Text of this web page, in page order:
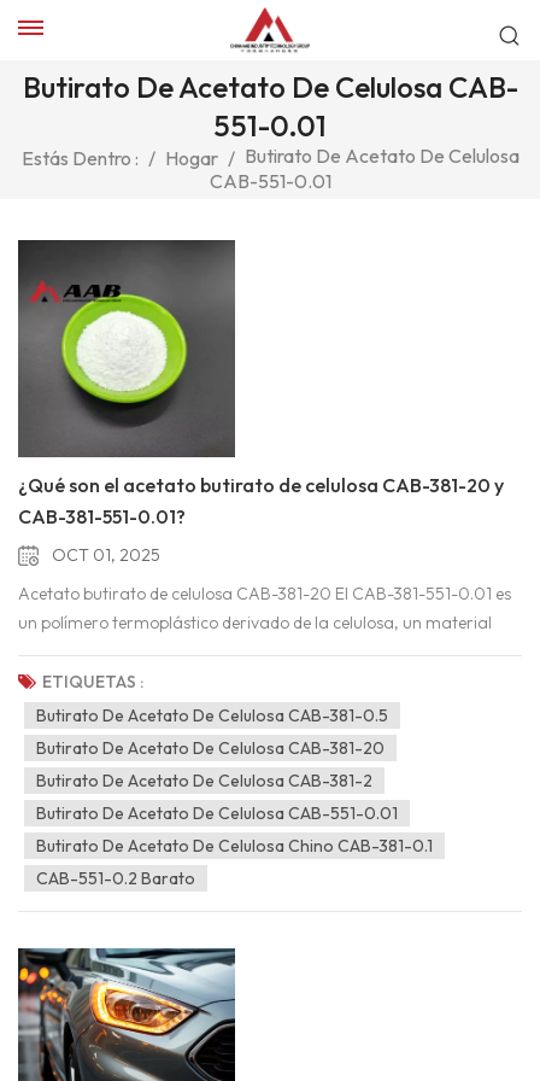
Butirato De Acetato De Celulosa CAB-
551-0.01
Estás Dentro : / Hogar / Butirato De Acetato De Celulosa
CAB-551-0.01
¿Qué son el acetato butirato de celulosa CAB-381-20 y
CAB-381-551-0.01?
OCT 01, 2025
Acetato butirato de celulosa CAB-381-20 El CAB-381-551-0.01 es
un polímero termoplástico derivado de la celulosa, un material
vegetal natural. Combina grupos funcionales acetato y butirato,
lo que le confiere excelente claridad, tenacidad, flexibilidad y
resistencia al amarilleo y a la luz ultravioleta.El acetato butirato
de celulosa CAB-381-20 y CAB-381-551-0.01 es un material
versátil ampliamente utilizado en recubrimientos, tintas y
plásticos. Ofrece buena durabilidad, adhesión y brillo, y puede
procesarse mediante moldeo por inyección y extrusión.Las
propiedades exactas del acetato butirato de celulosa CAB-381-20
y CAB-381-551-0.01 pueden ajustarse variando la proporción de
grupos acetato y butirato. Esto permite un rendimiento
automóviles y acabados de madera hasta ingredientes
cosméticos y envases.Características del acetato butirato de
celulosa CAB-381-20 y CAB-381-551-0.01:Transparencia y brillo.
Es transparente y brillante, ideal para aplicaciones que requieren
ETIQUETAS :
Butirato De Acetato De Celulosa CAB-381-0.5
Butirato De Acetato De Celulosa CAB-381-20
Butirato De Acetato De Celulosa CAB-381-2
Butirato De Acetato De Celulosa CAB-551-0.01
Butirato De Acetato De Celulosa Chino CAB-381-0.1
CAB-551-0.2 Barato